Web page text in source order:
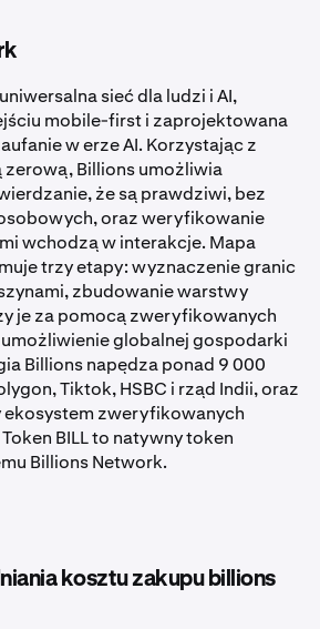
sieć dla ludzi i AI,
mobile-first i zaprojektowana
w erze AI. Korzystając z
Billions umożliwia
że są prawdziwi, bez
oraz weryfikowanie
wchodzą w interakcje. Mapa
trzy etapy: wyznaczenie granic
zbudowanie warstwy
je za pomocą zweryfikowanych
globalnej gospodarki
Billions napędza ponad 9 000
Tiktok, HSBC i rząd Indii, oraz
zweryfikowanych
BILL to natywny token
Billions Network.
kosztu zakupu billions